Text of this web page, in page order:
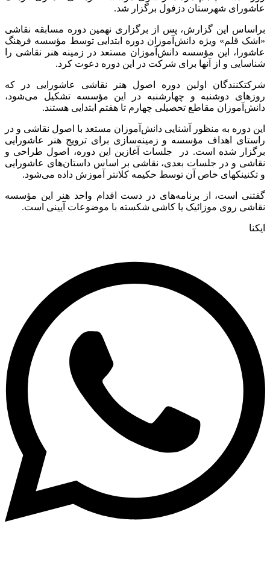
شهرستان دزفول برگزار شد.
این گزارش، پس از برگزاری نهمین دوره مسابقه نقاشی
قلم» ویژه دانش‌آموزان دوره ابتدایی توسط مؤسسه فرهنگ
این مؤسسه دانش‌‌آموزان مستعد در زمینه هنر نقاشی را
و از آنها برای شرکت در این دوره دعوت کرد.
اولین دوره اصول هنر نقاشی عاشورایی در که
دوشنبه و چهارشنبه در این مؤسسه تشکیل می‌شود،
مقاطع تحصیلی چهارم تا هفتم ابتدایی هستند.
به منظور آشنایی دانش‌آموزان مستعد با اصول نقاشی و در
اهداف مؤسسه و زمینه‌سازی برای ترویج هنر عاشورایی
شده است. در جلسات آغازین این دوره، اصول طراحی و
و در جلسات بعدی، نقاشی بر اساس داستان‌های عاشورایی
خاص آن توسط حکیمه کلانتر آموزش داده می‌شود.
است، از برنامه‌های در دست اقدام واحد هنر این مؤسسه
روی موزائیک یا کاشی شکسته با موضوعات آیینی است.